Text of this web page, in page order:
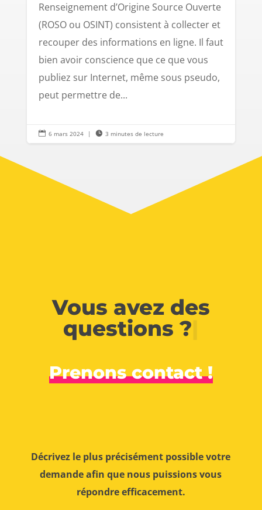
Renseignement d’Origine Source Ouverte
(ROSO ou OSINT) consistent à collecter et
recouper des informations en ligne. Il faut
bien avoir conscience que ce que vous
publiez sur Internet, même sous pseudo,
peut permettre de...
 6 mars 2024 |  3 minutes de lecture
Vous avez des
questions ?
Prenons contact !
Décrivez le plus précisément possible votre
demande afin que nous puissions vous
répondre efficacement.